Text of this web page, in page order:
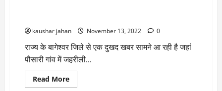
kaushar jahan November 13, 2022 0
राज्य के बागेश्वर जिले से एक दुखद खबर सामने आ रही है जहां
पौसारी गांव में जहरीली...
Read MoreRead
more